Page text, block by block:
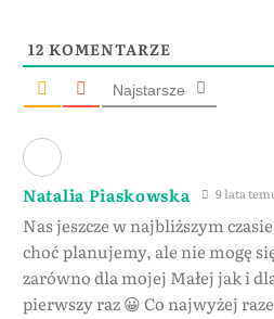
12 KOMENTARZE
Najstarsze
Natalia Piaskowska 9 lata
Nas jeszcze w najbliższym
choć planujemy, ale nie mogę
zarówno dla mojej Małej jak i
pierwszy raz 😀 Co najwyżej